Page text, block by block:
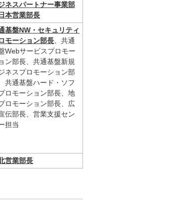
ネスパートナー事業部
本営業部長
基盤NW・セキュリティ
モーション部長 、共通
Webサービスプロモー
ン部長、共通基盤新規
ネスプロモーション部
共通基盤ハード・ソフ
ロモーション部長、地
ロモーション部長、広
伝部長、営業支援セン
担当
営業部長